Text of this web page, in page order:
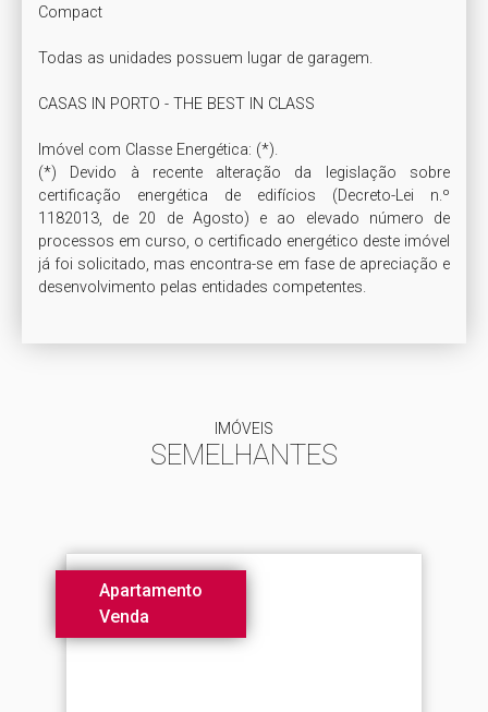
Compact
Todas as unidades possuem lugar de garagem.
CASAS IN PORTO - THE BEST IN CLASS
Imóvel com Classe Energética: (*).
(*) Devido à recente alteração da legislação sobre
certificação energética de edifícios (Decreto-Lei n.º
1182013, de 20 de Agosto) e ao elevado número de
processos em curso, o certificado energético deste imóvel
já foi solicitado, mas encontra-se em fase de apreciação e
IMÓVEIS
SEMELHANTES
Apartamento
Venda